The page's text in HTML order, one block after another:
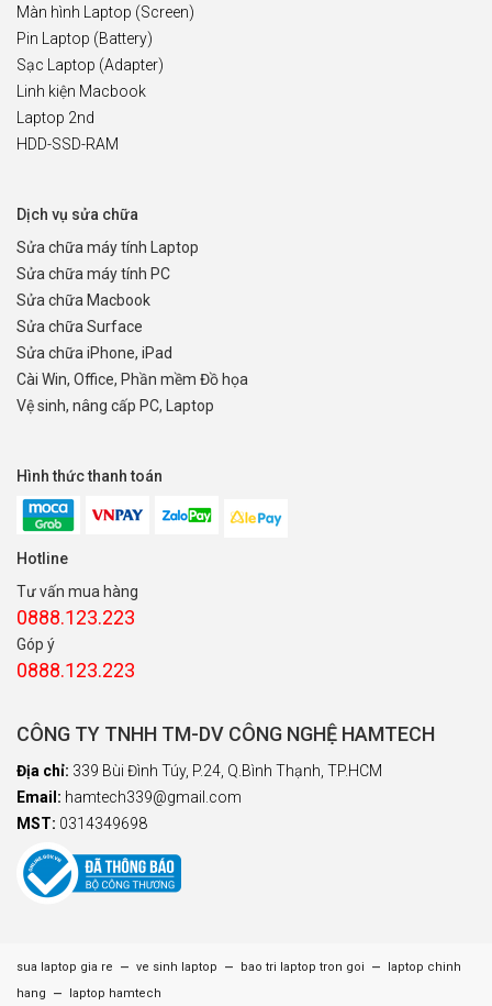
Màn hình Laptop (Screen)
Pin Laptop (Battery)
Sạc Laptop (Adapter)
Linh kiện Macbook
Laptop 2nd
HDD-SSD-RAM
Dịch vụ sửa chữa
Sửa chữa máy tính Laptop
Sửa chữa máy tính PC
Sửa chữa Macbook
Sửa chữa Surface
Sửa chữa iPhone, iPad
Cài Win, Office, Phần mềm Đồ họa
Vệ sinh, nâng cấp PC, Laptop
Hình thức thanh toán
Hotline
Tư vấn mua hàng
0888.123.223
Góp ý
0888.123.223
CÔNG TY TNHH TM-DV CÔNG NGHỆ HAMTECH
Địa chỉ: 339 Bùi Đình Túy, P.24, Q.Bình Thạnh, TP.HCM
Email: hamtech339@gmail.com
MST: 0314349698
sua laptop gia re – ve sinh laptop – bao tri laptop tron goi –
laptop chinh
hang
– laptop hamtech